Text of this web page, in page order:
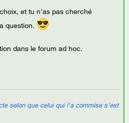
et tu n'as pas cherché
question.
dans le forum ad hoc.
selon que celui qui l'a commise s'est